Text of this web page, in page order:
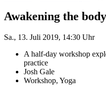
Awakening the body
Sa., 13. Juli 2019, 14:30 Uhr
A half-day workshop
practice
Josh Gale
Workshop, Yoga